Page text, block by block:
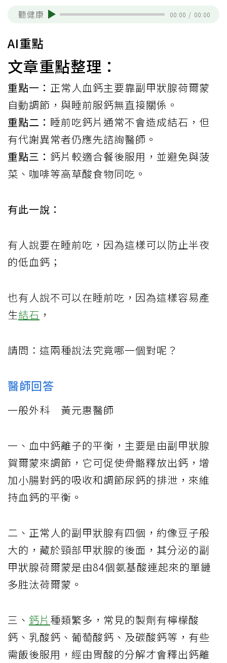
聽健康 00:00 / 00:00
AI重點
文章重點整理：
重點一： 正常人血鈣主要靠副甲狀腺荷爾蒙
自動調節，與睡前服鈣無直接關係。
重點二： 睡前吃鈣片通常不會造成結石，但
有代謝異常者仍應先諮詢醫師。
重點三： 鈣片較適合餐後服用，並避免與菠
菜、咖啡等高草酸食物同吃。
有此一說：
有人說要在睡前吃，因為這樣可以防止半夜
的低血鈣；
也有人說不可以在睡前吃，因為這樣容易產
生結石 ，
請問：這兩種說法究竟哪一個對呢？
醫師回答
一般外科 黃元惠醫師
一、血中鈣離子的平衡，主要是由副甲狀腺
賀爾蒙來調節，它可促使骨骼釋放出鈣，增
加小腸對鈣的吸收和調節尿鈣的排泄，來維
持血鈣的平衡。
二、正常人的副甲狀腺有四個，約像豆子般
大的，藏於頸部甲狀腺的後面，其分泌的副
甲狀腺荷爾蒙是由84個氨基酸連起來的單鏈
多胜汰荷爾蒙。
三、 鈣片 種類繁多，常見的製劑有檸檬酸
鈣、乳酸鈣、葡萄酸鈣、及碳酸鈣等，有些
需飯後服用，經由胃酸的分解才會釋出鈣離